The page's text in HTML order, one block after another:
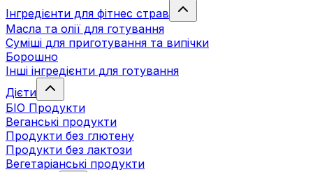
Інгредієнти для фітнес страв
Масла та олії для готування
Суміші для приготування та випічки
Борошно
Інші інгредієнти для готування
Дієти
БІО Продукти
Веганські продукти
Продукти без глютену
Продукти без лактози
Вегетаріанські продукти